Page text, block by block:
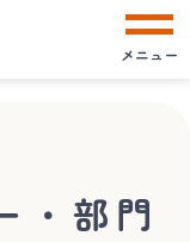
メニュー
・部門